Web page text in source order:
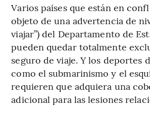
Varios países que están en
objeto de una advertencia de
viajar”) del Departamento de
pueden quedar totalmente
seguro de viaje. Y los deportes
como el submarinismo y el
requieren que adquiera una
adicional para las lesiones